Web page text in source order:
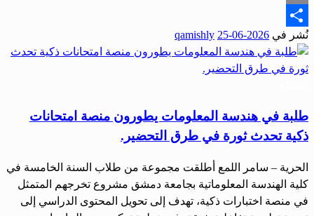
Email
Share
نُشر في 2026-06-25
qamishly
طلبة في هندسة المعلومات يطورون منصة امتحانات
ذكية تحدث ثورة في طرق التحضير.
الحرية – سامر اللمع أطلقت مجموعة من طلاب السنة الخامسة في
كلية الهندسة المعلوماتية بجامعة دمشق مشروع تخرجهم المتمثل
في منصة اختبارات ذكية، تهدف إلى تحويل المحتوى الدراسي إلى